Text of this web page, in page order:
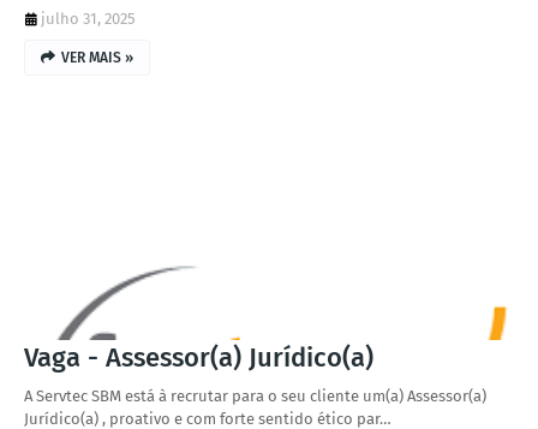
julho 31, 2025
VER MAIS »
Vaga - Assessor(a) Jurídico(a)
A Servtec SBM está à recrutar para o seu cliente um(a) Assessor(a)
Jurídico(a) , proativo e com forte sentido ético par…